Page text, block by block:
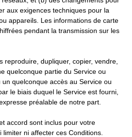
aux exigences techniques pour la
appareils. Les informations de carte
pendant la transmission sur les
reproduire, dupliquer, copier, vendre,
quelconque partie du Service ou
quelconque accès au Service ou
le biais duquel le Service est fourni,
préalable de notre part.
accord sont inclus pour votre
ni affecter ces Conditions.